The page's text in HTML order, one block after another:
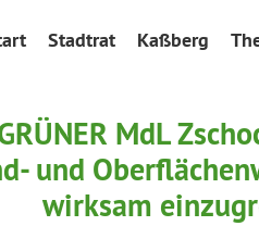
Stadtrat Kaßberg
MdL
und
wirksam